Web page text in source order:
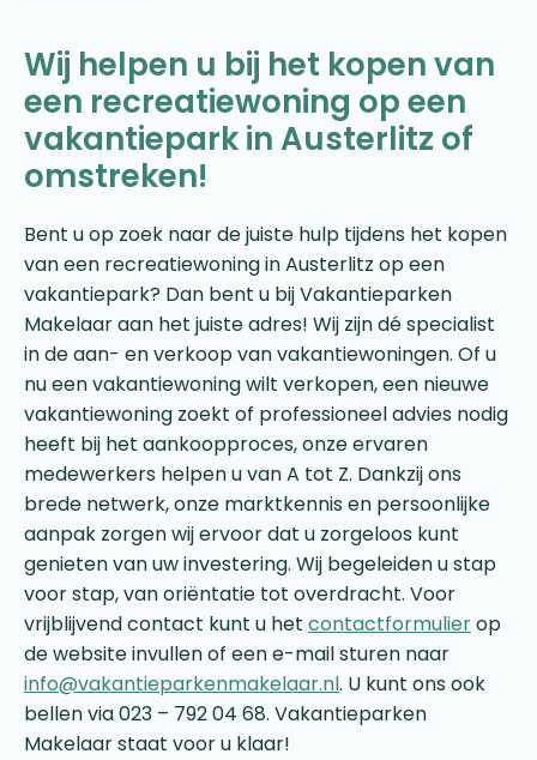
Wij helpen u bij het kopen van
een recreatiewoning op een
vakantiepark in Austerlitz of
omstreken!
Bent u op zoek naar de juiste hulp tijdens het kopen
van een recreatiewoning in Austerlitz op een
vakantiepark? Dan bent u bij Vakantieparken
Makelaar aan het juiste adres! Wij zijn dé specialist
in de aan- en verkoop van vakantiewoningen. Of u
nu een vakantiewoning wilt verkopen, een nieuwe
vakantiewoning zoekt of professioneel advies nodig
heeft bij het aankoopproces, onze ervaren
medewerkers helpen u van A tot Z. Dankzij ons
brede netwerk, onze marktkennis en persoonlijke
aanpak zorgen wij ervoor dat u zorgeloos kunt
genieten van uw investering. Wij begeleiden u stap
voor stap, van oriëntatie tot overdracht. Voor
vrijblijvend contact kunt u het contactformulierop
de website invullen of een e-mail sturen naar
info@vakantieparkenmakelaar.nl. U kunt ons ook
bellen via 023 – 792 04 68. Vakantieparken
Makelaar staat voor u klaar!